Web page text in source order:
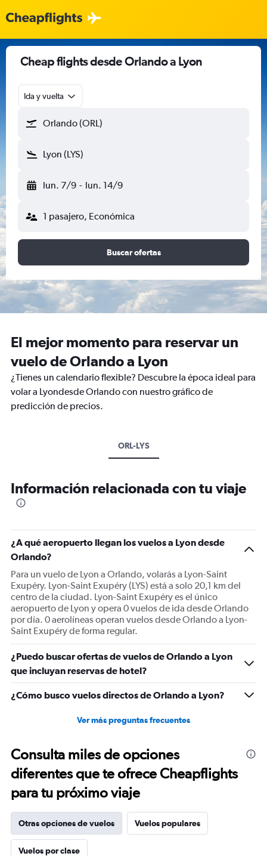
Cheap flights desde Orlando a Lyon
Ida y vuelta
Orlando (ORL)
Lyon (LYS)
lun. 7/9 - lun. 14/9
1 pasajero, Económica
Buscar ofertas
El mejor momento para reservar un
vuelo de Orlando a Lyon
¿Tienes un calendario flexible? Descubre la época ideal para
volar a Lyondesde Orlando con nuestro gráfico de
predicción de precios.
ORL-LYS
Información relacionada con tu viaje
¿A qué aeropuerto llegan los vuelos a Lyon desde
Orlando?
Para un vuelo de Lyon a Orlando, volarás a Lyon-Saint
Exupéry. Lyon-Saint Exupéry (LYS) está a solo 20,1 km del
centro de la ciudad. Lyon-Saint Exupéry es el único
aeropuerto de Lyon y opera 0 vuelos de ida desde Orlando
por día. 0 aerolíneas operan vuelos desde Orlando a Lyon-
Saint Exupéry de forma regular.
¿Puedo buscar ofertas de vuelos de Orlando a Lyon
que incluyan reservas de hotel?
¿Cómo busco vuelos directos de Orlando a Lyon?
Ver más preguntas frecuentes
Consulta miles de opciones
diferentes que te ofrece Cheapflights
para tu próximo viaje
Otras opciones de vuelos Vuelos populares
Vuelos por clase